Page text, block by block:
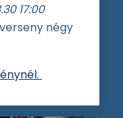
17:00
négy